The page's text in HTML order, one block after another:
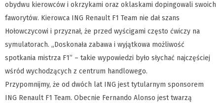
obydwu kierowców i okrzykami oraz oklaskami dopingowali swoich
faworytów. Kierowca ING Renault F1 Team nie dał szans
Hołowczycowi i przyznał, że przed wyścigami często ćwiczy na
symulatorach. „Doskonała zabawa i wyjątkowa możliwość
spotkania mistrza F1” – takie wypowiedzi było słychać najczęściej
wśród wychodzących z centrum handlowego.
Przypomnijmy, że od dwóch lat ING jest tytularnym sponsorem
ING Renault F1 Team. Obecnie Fernando Alonso jest twarzą